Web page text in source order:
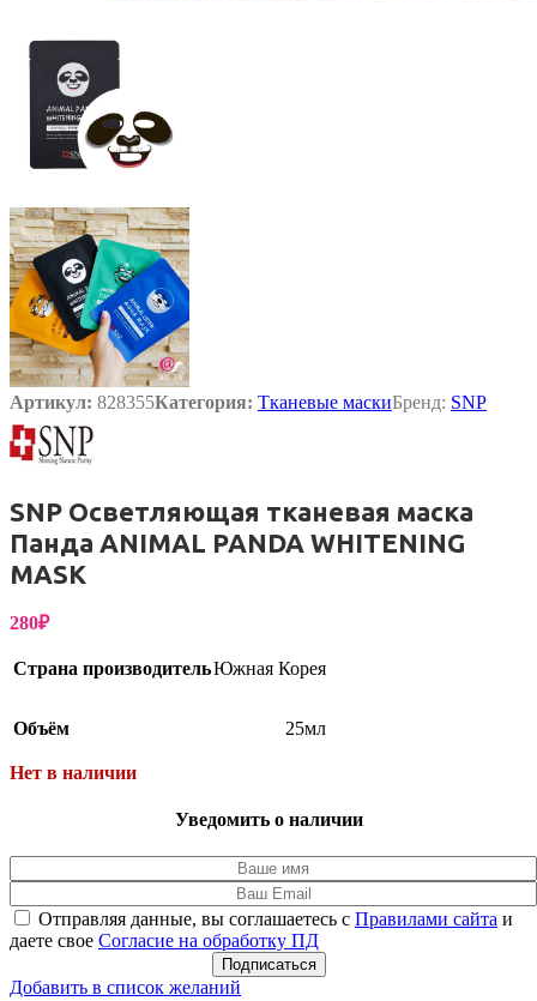
Артикул: 828355Категория: Тканевые маскиБренд: SNP
SNP Осветляющая тканевая маска
Панда ANIMAL PANDA WHITENING
MASK
280₽
Страна производительЮжная Корея
Объём 25мл
Нет в наличии
Уведомить о наличии
Отправляя данные, вы соглашаетесь с Правилами сайта и
даете свое Согласие на обработку ПД
Подписаться
Добавить в список желаний